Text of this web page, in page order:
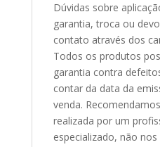
Dúvidas sobre
garantia, troca ou
contato através dos
Todos os produtos
garantia contra
contar da data da
venda.
realizada por um
especializado, não